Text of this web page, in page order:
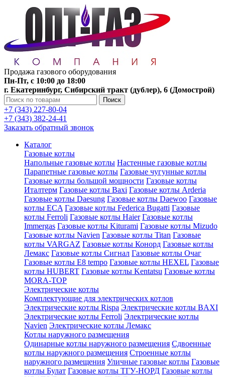
Продажа газового оборудования
Пн-Пт, с 10:00 до 18:00
г. Екатеринбург, Сибирский тракт (дублер), 6 (Домострой)
Поиск
+7 (343) 227-80-04
+7 (343) 382-24-41
Заказать обратный звонок
Каталог
Газовые котлы
Напольные газовые котлы Настенные газовые котлы
Парапетные газовые котлы Газовые чугунные котлы
Газовые котлы большой мощности Газовые котлы
Италтерм Газовые котлы Baxi Газовые котлы Arderia
Газовые котлы Daesung Газовые котлы Daewoo Газовые
котлы ECA Газовые котлы Federica Bugatti Газовые
котлы Ferroli Газовые котлы Haier Газовые котлы
Immergas Газовые котлы Kiturami Газовые котлы Mizudo
Газовые котлы Navien Газовые котлы Titan Газовые
котлы VARGAZ Газовые котлы Конорд Газовые котлы
Лемакс Газовые котлы Сигнал Газовые котлы Очаг
Газовые котлы E8 tempo Газовые котлы HEXEL Газовые
котлы HUBERT Газовые котлы Kentatsu Газовые котлы
MORA-TOP
Электрические котлы
Комплектующие для электрических котлов
Электрические котлы Rispa Электрические котлы BAXI
Электрические котлы Ferroli Электрические котлы
Navien Электрические котлы Лемакс
Котлы наружного размещения
Одинарные котлы наружного размещения Сдвоенные
котлы наружного размещения Строенные котлы
наружного размещения Уличные газовые котлы Газовые
котлы Булат Газовые котлы ТГУ-НОРД Газовые котлы